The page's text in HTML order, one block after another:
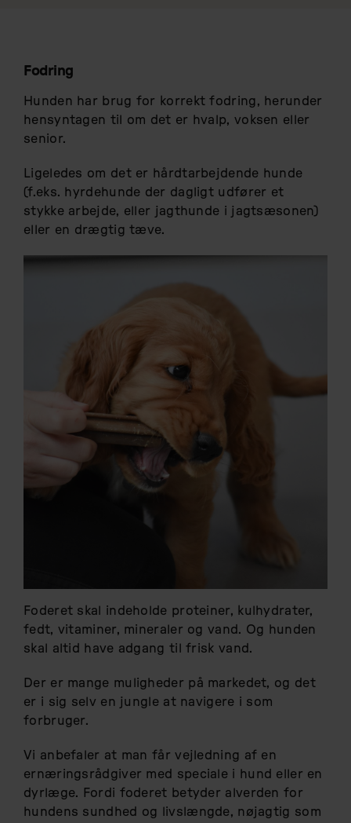
Fodring
Hunden har brug for korrekt fodring, herunder
hensyntagen til om det er hvalp, voksen eller
senior.
Ligeledes om det er hårdtarbejdende hunde
(f.eks. hyrdehunde der dagligt udfører et
stykke arbejde, eller jagthunde i jagtsæsonen)
eller en drægtig tæve.
Foderet skal indeholde proteiner, kulhydrater,
fedt, vitaminer, mineraler og vand. Og hunden
skal altid have adgang til frisk vand.
Der er mange muligheder på markedet, og det
er i sig selv en jungle at navigere i som
forbruger.
Vi anbefaler at man får vejledning af en
ernæringsrådgiver med speciale i hund eller en
dyrlæge. Fordi foderet betyder alverden for
hundens sundhed og livslængde, nøjagtig som